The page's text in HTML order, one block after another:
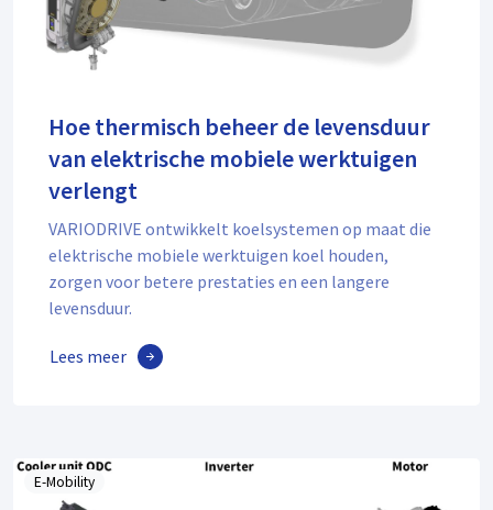
Hoe thermisch beheer de levensduur
van elektrische mobiele werktuigen
verlengt
VARIODRIVE ontwikkelt koelsystemen op maat die
elektrische mobiele werktuigen koel houden,
zorgen voor betere prestaties en een langere
levensduur.
Lees meer
E-Mobility